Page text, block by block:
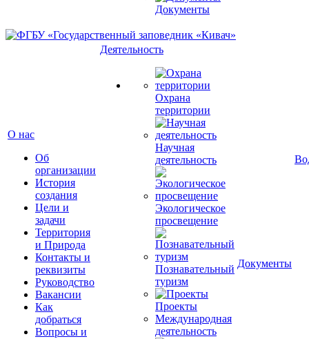
Документы
О нас
Об
организации
История
создания
Цели и
задачи
Территория
и Природа
Контакты и
реквизиты
Руководство
Вакансии
Как
добраться
Вопросы и
Деятельность
Охрана
территории
Научная
деятельность
Экологическое
просвещение
Познавательный
туризм
Проекты
Международная
деятельность
Документы